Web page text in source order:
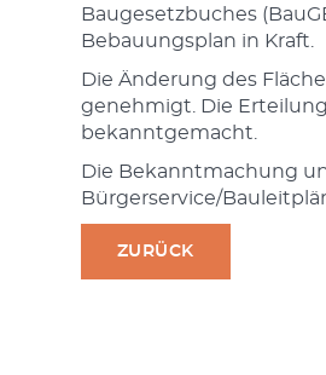
Baugesetzbuches
Bebauungsplan in Kraft.
Die Änderung des
genehmigt. Die
bekanntgemacht.
Die Bekanntmachung
Bürgerservice/
ZURÜCK